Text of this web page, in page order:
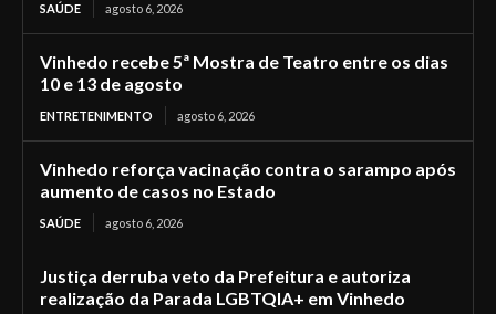
SAÚDE agosto 6, 2026
Vinhedo recebe 5ª Mostra de Teatro entre os dias
10 e 13 de agosto
ENTRETENIMENTO agosto 6, 2026
Vinhedo reforça vacinação contra o sarampo após
aumento de casos no Estado
SAÚDE agosto 6, 2026
Justiça derruba veto da Prefeitura e autoriza
realização da Parada LGBTQIA+ em Vinhedo